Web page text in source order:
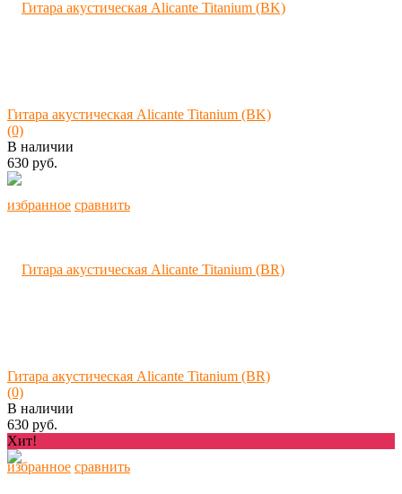
избранное сравнить
Гитара акустическая Alicante Titanium (BK)
(0)
В наличии
630 руб.
избранное сравнить
Гитара акустическая Alicante Titanium (BR)
(0)
В наличии
630 руб.
Хит!